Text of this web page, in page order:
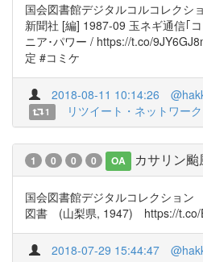
国会図書館デジタルコルコレクシ
新聞社 [編] 1987-09 玉ネギ通信｢
ニア･パワー / https://t.co/
定 #コミケ
2018-08-11 10:14:26
1 リツイート・ネットワーク
1 0 0 0 OA カサリン
国会図書館デジタルコレクショ
図書 (山梨県, 1947) https://t.co/
2018-07-29 15:44:47